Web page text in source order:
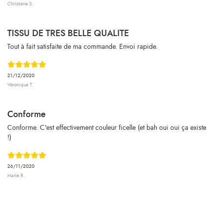
Christiane S.
21/12/2020
Véronique T.
TISSU DE TRES BELLE QUALITE
Tout à fait satisfaite de ma commande. Envoi rapide.
26/11/2020
Marie R.
Conforme
Conforme. C'est effectivement couleur ficelle (et bah oui oui ça existe
!)